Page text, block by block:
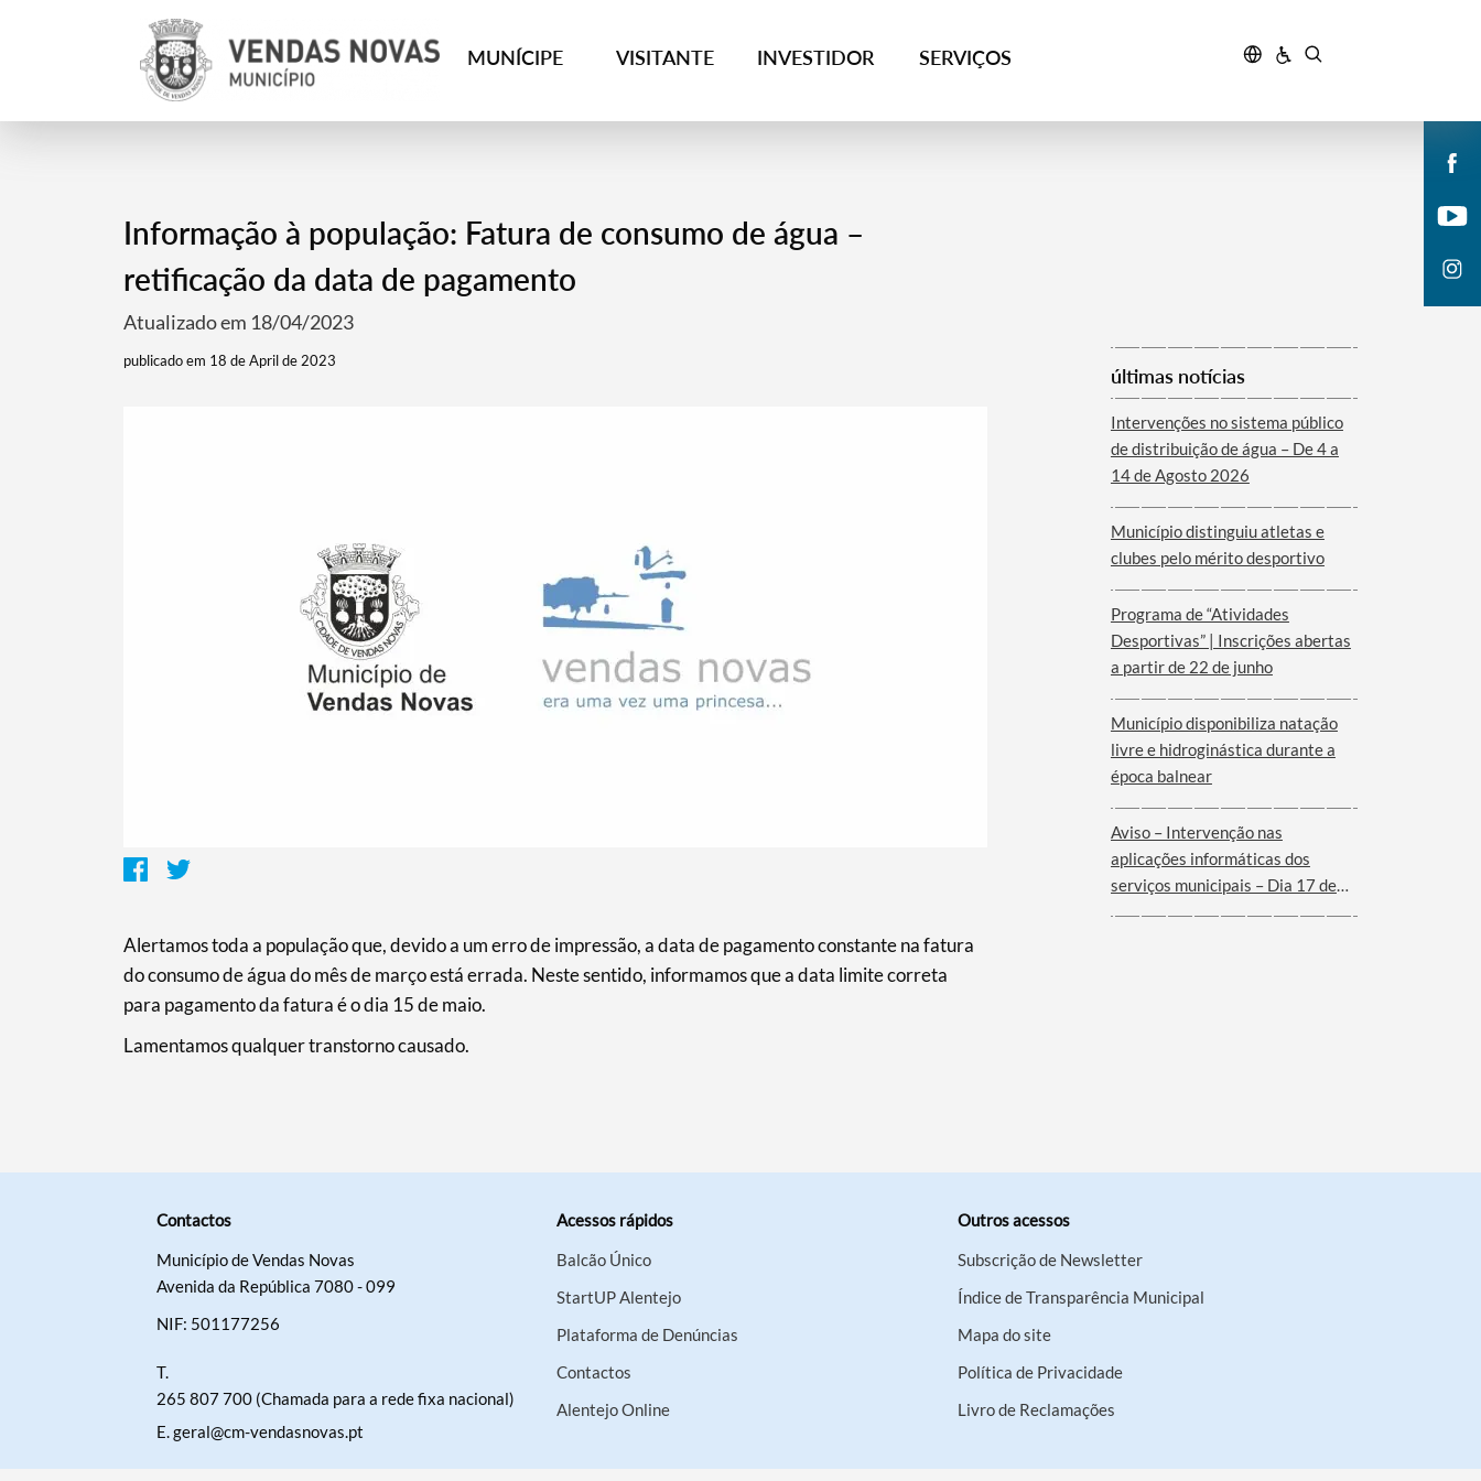
MUNÍCIPE VISITANTE INVESTIDOR SERVIÇOS
Termo de Pesquisa
Informação à população: Fatura de consumo de água –
retificação da data de pagamento
Atualizado em 18/04/2023
publicado em 18 de April de 2023
Alertamos toda a população que, devido a um erro de impressão, a data de pagamento constante na fatura
do consumo de água do mês de março está errada. Neste sentido, informamos que a data limite correta
para pagamento da fatura é o dia 15 de maio.
Lamentamos qualquer transtorno causado.
últimas notícias
Intervenções no sistema público
de distribuição de água – De 4 a
14 de Agosto 2026
Município distinguiu atletas e
clubes pelo mérito desportivo
Programa de “Atividades
Desportivas” | Inscrições abertas
a partir de 22 de junho
Município disponibiliza natação
livre e hidroginástica durante a
época balnear
Aviso – Intervenção nas
aplicações informáticas dos
serviços municipais – Dia 17 de
Junho de 2026
Contactos
Município de Vendas Novas
Avenida da República 7080 - 099
NIF: 501177256
T.
265 807 700 (Chamada para a rede fixa nacional)
E.geral@cm-vendasnovas.pt
Acessos rápidos
Balcão Único
StartUP Alentejo
Plataforma de Denúncias
Contactos
Alentejo Online
Outros acessos
Subscrição de Newsletter
Índice de Transparência Municipal
Mapa do site
Política de Privacidade
Livro de Reclamações